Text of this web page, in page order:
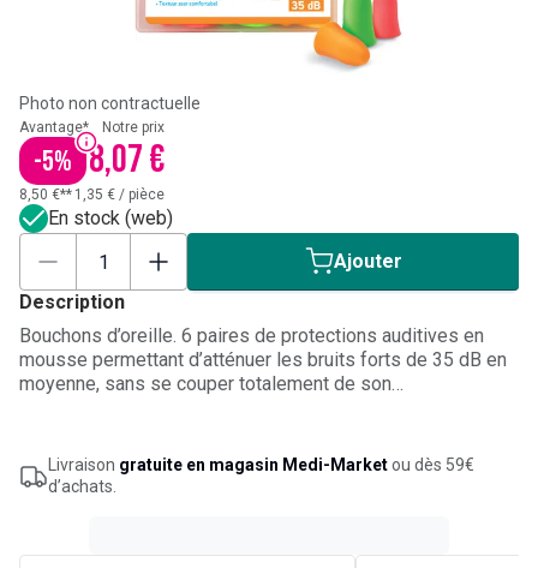
Photo non contractuelle
Avantage*
-5%
Notre prix
8,07 €
8,50 €** 1,35 € / pièce
En stock (web)
Ajouter
Description
Bouchons d’oreille. 6 paires de protections auditives en
mousse permettant d’atténuer les bruits forts de 35 dB en
moyenne, sans se couper totalement de son
l’oreille. La texture de la mousse de polyuréthane,
particulièrement lisse et souple, offre un contact agréable
Livraison gratuite en magasin Medi-Marketou dès 59€
d’achats.